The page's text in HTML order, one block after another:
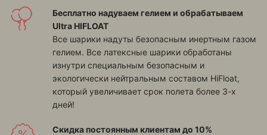
Бесплатно надуваем гелием и обрабатываем
Ultra HIFLOAT
Все шарики надуты безопасным инертным газом
гелием. Все латексные шарики обработаны
изнутри специальным безопасным и
экологически нейтральным составом HiFloat,
который увеличивает срок полета более 3-х
дней!
Скидка постоянным клиентам до 10%